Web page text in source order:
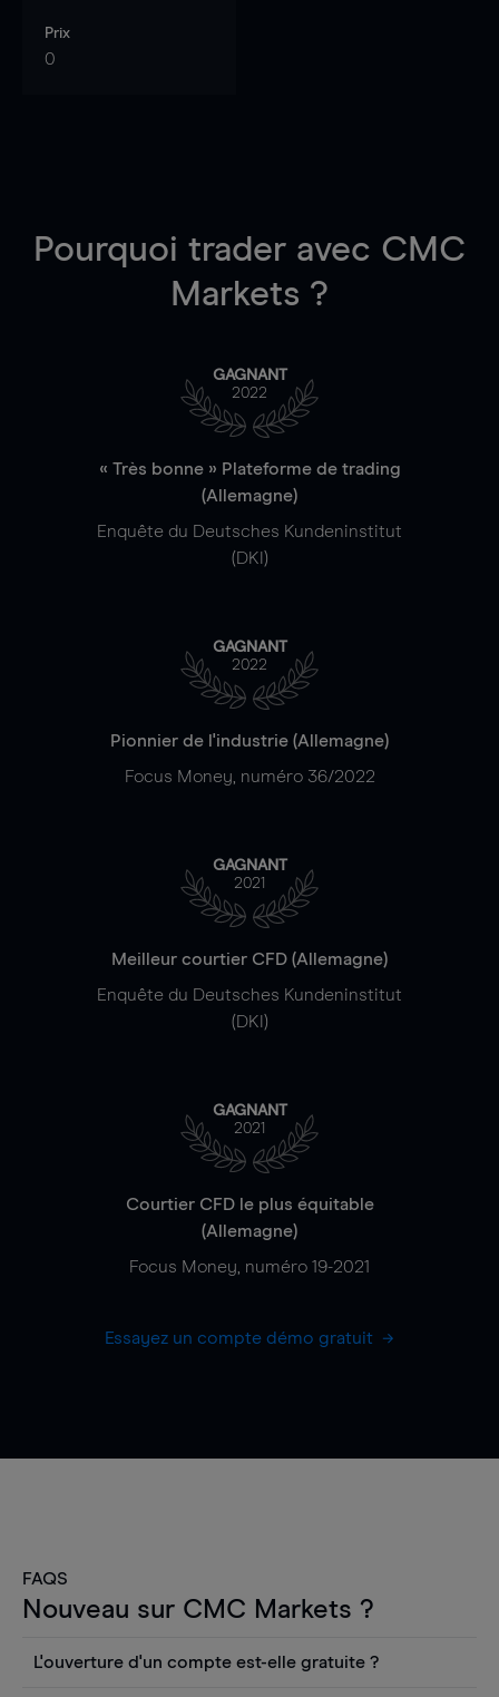
Prix
0
Pourquoi trader avec CMC
Markets ?
GAGNANT
2022
« Très bonne » Plateforme de trading
(Allemagne)
Enquête du Deutsches Kundeninstitut
(DKI)
GAGNANT
2022
Pionnier de l'industrie (Allemagne)
Focus Money, numéro 36/2022
GAGNANT
2021
Meilleur courtier CFD (Allemagne)
Enquête du Deutsches Kundeninstitut
(DKI)
GAGNANT
2021
Courtier CFD le plus équitable
(Allemagne)
Focus Money, numéro 19-2021
Essayez un compte démo gratuit
FAQS
Nouveau sur CMC Markets ?
L'ouverture d'un compte est-elle gratuite ?